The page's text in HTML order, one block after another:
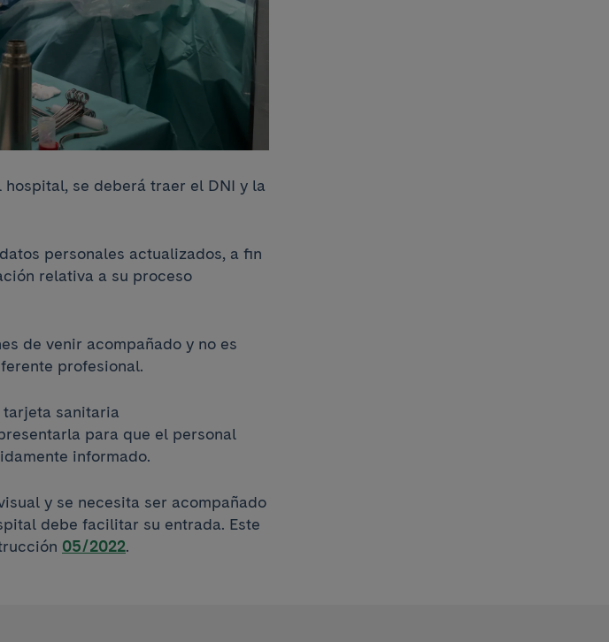
se deberá traer el DNI y la
personales actualizados, a fin
relativa a su proceso
de venir acompañado y no es
profesional.
sanitaria
para que el personal
informado.
y se necesita ser acompañado
debe facilitar su entrada. Este
05/2022.